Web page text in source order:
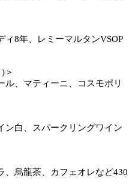
ィ8年、レミーマルタンVSOP
＞
ル、マティーニ、コスモポリ
ン白、スパークリングワイン
、烏龍茶、カフェオレなど430